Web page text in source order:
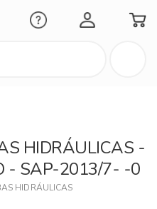
Minha Conta
HIDRÁULICAS -
- SAP-2013/7- -0
HIDRÁULICAS